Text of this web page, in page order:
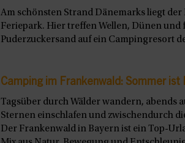
Am schönsten Strand Dänemarks liegt
Feriepark. Hier treffen Wellen, Dünen und
Puderzuckersand auf ein Campingresort
Camping im Frankenwald: Sommer ist
Tagsüber durch Wälder wandern, abends
Sternen einschlafen und zwischendurch
Der Frankenwald in Bayern ist ein Top-